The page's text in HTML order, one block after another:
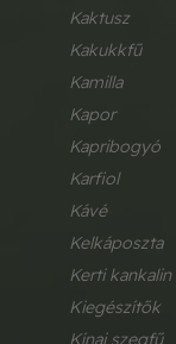
kaktusz
kakukkfű
kamilla
kapor
kapribogyó
karfiol
kávé
kelkáposzta
kerti
kiegészítők
kínai szegfű